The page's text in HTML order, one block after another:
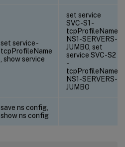
set service-
tcpProfileName
, show service
set service
SVC-S1 -
tcpProfileName
NS1-SERVERS-
JUMBO, set
service SVC-S2
-
tcpProfileName
NS1-SERVERS-
JUMBO
save ns config,
show ns config